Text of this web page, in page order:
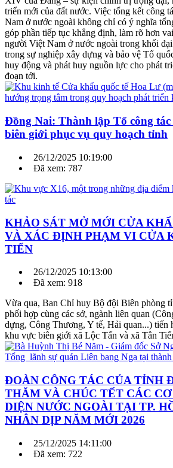
triển mới của đất nước. Việc tổng kết công
Nam ở nước ngoài không chỉ có ý nghĩa
góp phần tiếp tục khẳng định, làm rõ hơn
người Việt Nam ở nước ngoài trong khối
trong sự nghiệp xây dựng và bảo vệ Tổ
huy động và phát huy nguồn lực cho phát
đoạn tới.
Đồng Nai: Thành lập Tổ công
biên giới phục vụ quy hoạch tỉnh
26/12/2025 10:19:00
Đã xem: 787
KHẢO SÁT MỞ MỚI CỬA
VÀ XÁC ĐỊNH PHẠM VI CỬA
TIẾN
26/12/2025 10:13:00
Đã xem: 918
Vừa qua, Ban Chỉ huy Bộ đội Biên phòng
phối hợp cùng các sở, ngành liên quan
dựng, Công Thương, Y tế, Hải quan...) tiến
khu vực biên giới xã Lộc Tấn và xã Tân
ĐOÀN CÔNG TÁC CỦA TỈNH
THĂM VÀ CHÚC TẾT CÁC
DIỆN NƯỚC NGOÀI TẠI TP.
NHÂN DỊP NĂM MỚI 2026
25/12/2025 14:11:00
Đã xem: 722